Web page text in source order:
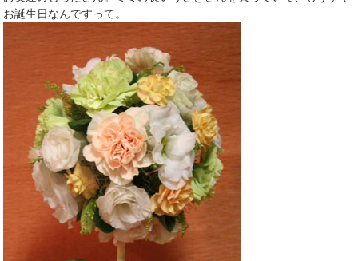
お誕生日なんですって。